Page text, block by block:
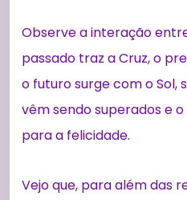
Observe a interação
passado traz a Cruz, o
o futuro surge com o Sol,
vêm sendo superados e
para a felicidade.
Vejo que, para além das